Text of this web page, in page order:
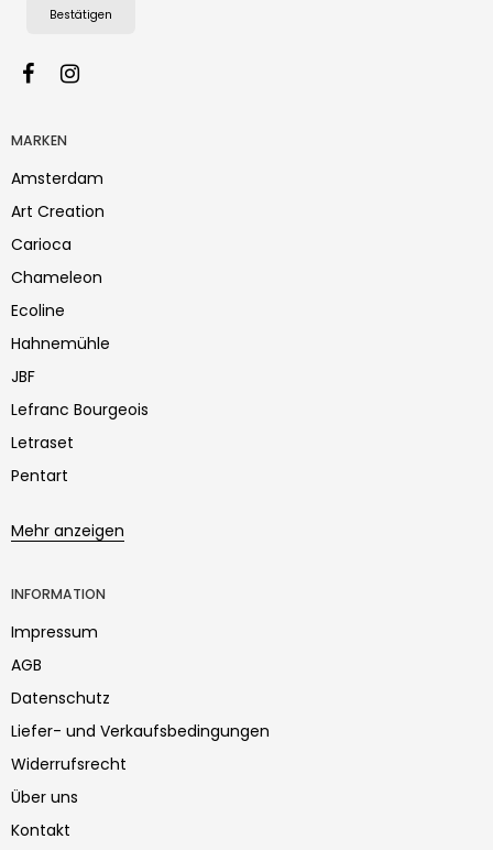
Bestätigen
MARKEN
Amsterdam
Art Creation
Carioca
Chameleon
Ecoline
Hahnemühle
JBF
Lefranc Bourgeois
Letraset
Pentart
Mehr anzeigen
INFORMATION
Impressum
AGB
Datenschutz
Liefer- und Verkaufsbedingungen
Widerrufsrecht
Über uns
Kontakt